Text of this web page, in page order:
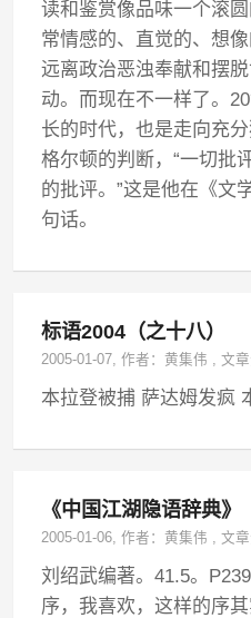
读和鉴赏像品味一个滚
常情感的、直觉的、想
远离政治恶浊奉献和摆
动。而现在不一样了。
长的时代，也是走向充
格尔顿的判断，“一切批
的批评。”这是他在《文
句话。
标语2004（之十八）
2005-01-07, 作者：黄集伟 ,文
本拉登被捕 萨达姆发疯
《中国江湖隐语辞典》
2005-01-06, 作者：黄集伟 ,文
刘绍武编著。41.5。
序，我喜欢，这样的序